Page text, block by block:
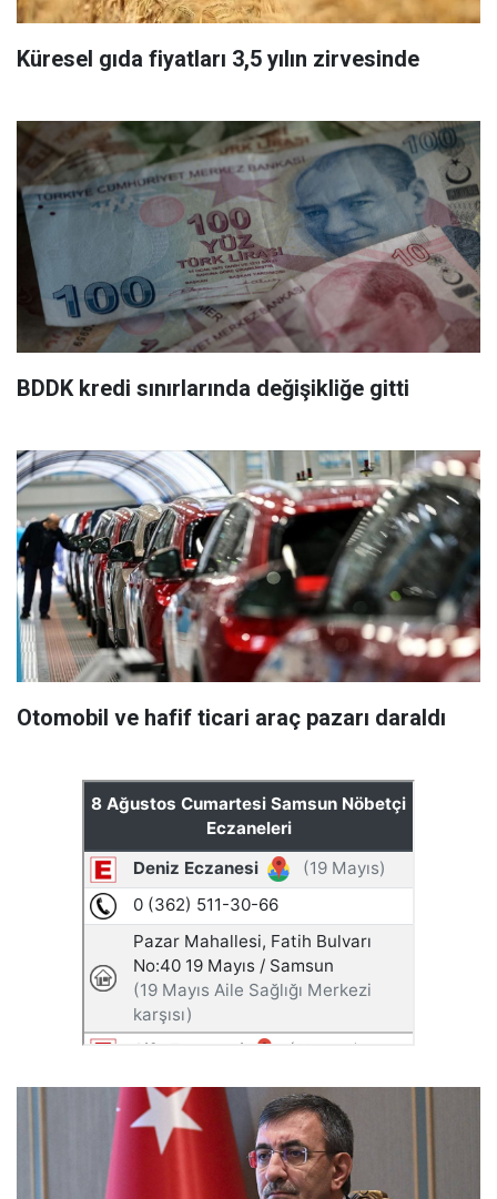
Küresel gıda fiyatları 3,5 yılın zirvesinde
BDDK kredi sınırlarında değişikliğe gitti
Otomobil ve hafif ticari araç pazarı daraldı